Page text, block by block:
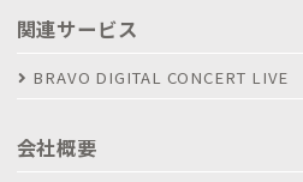
関連サービス
BRAVO DIGITAL CONCERT LIVE
会社概要